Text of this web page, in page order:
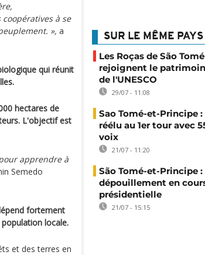
à se
», a
qui réunit
hectares de
L'objectif est
apprendre à
Semedo
fortement
locale.
et des terres en
SUR LE MÊME PAYS
Les Roças de São
rejoignent le
de l'UNESCO
29/07 - 11:08
Sao Tomé-et-Principe
réélu au 1er tour avec
voix
21/07 - 11:20
São Tomé-et-Principe :
dépouillement en
présidentielle
21/07 - 15:15